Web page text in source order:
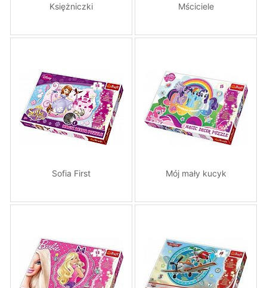
Księżniczki Mściciele
Sofia First Mój mały kucyk